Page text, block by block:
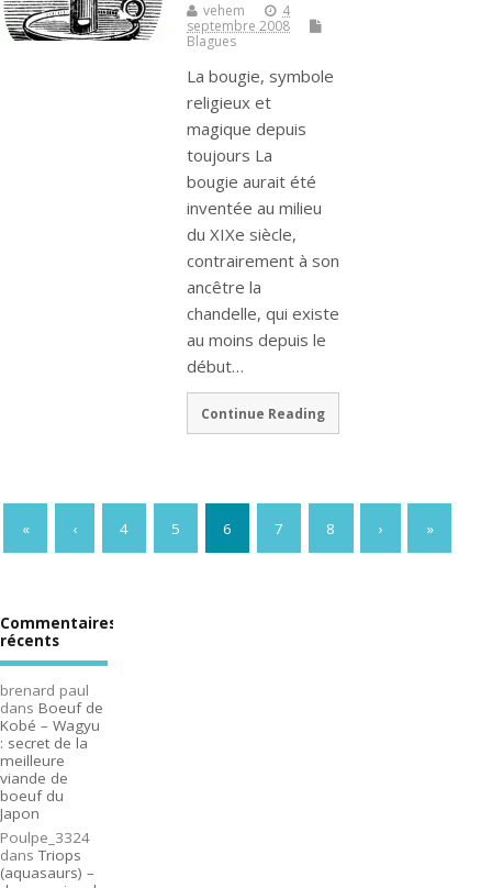
vehem
4
septembre 2008
Blagues
La bougie, symbole
religieux et
magique depuis
toujours La
bougie aurait été
inventée au milieu
du XIXe siècle,
contrairement à son
ancêtre la
chandelle, qui existe
au moins depuis le
début…
Continue Reading
« ‹ 4 5 6 7 8 › »
Commentaires
récents
brenard paul
dans Boeuf de
Kobé – Wagyu
: secret de la
meilleure
viande de
boeuf du
Japon
Poulpe_3324
dansTriops
(aquasaurs) –